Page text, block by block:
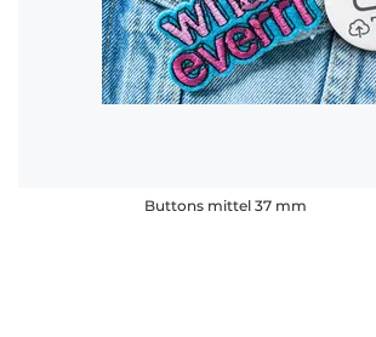
Buttons mittel 37 mm